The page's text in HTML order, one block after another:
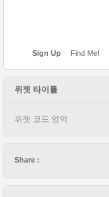
Sign Up Find Me!
위젯 타이틀
위젯 코드 영역
Share :